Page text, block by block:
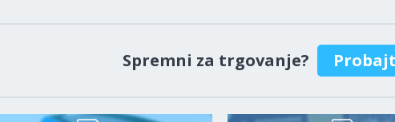
Spremni za trgovanje?